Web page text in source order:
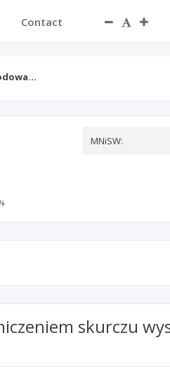
Contact
MNiSW:
skurczu